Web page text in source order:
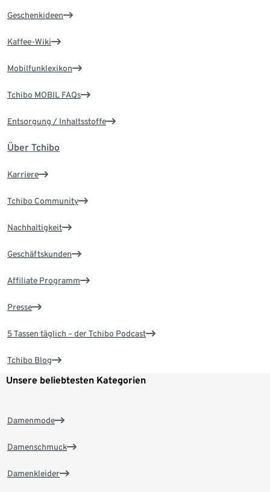
Geschenkideen
Kaffee-Wiki
Mobilfunklexikon
Tchibo MOBIL FAQs
Entsorgung / Inhaltsstoffe
Über Tchibo
Karriere
Tchibo Community
Nachhaltigkeit
Geschäftskunden
Affiliate Programm
Presse
5 Tassen täglich – der Tchibo Podcast
Tchibo Blog
Unsere beliebtesten Kategorien
Damenmode
Damenschmuck
Damenkleider